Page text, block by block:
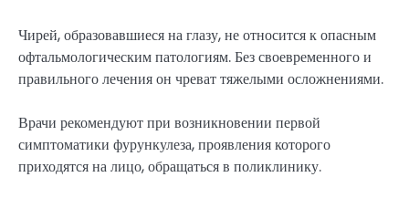
Чирей, образовавшиеся на глазу, не относится к опасным
офтальмологическим патологиям. Без своевременного и
правильного лечения он чреват тяжелыми осложнениями.
Врачи рекомендуют при возникновении первой
симптоматики фурункулеза, проявления которого
приходятся на лицо, обращаться в поликлинику.